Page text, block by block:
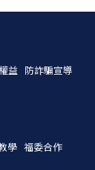
益 防詐騙宣導
學 福委合作